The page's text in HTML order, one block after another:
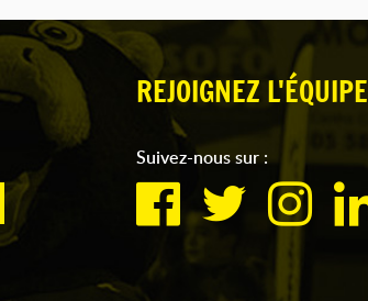
REJOIGNEZ L'ÉQUIPE
Suivez-nous sur :